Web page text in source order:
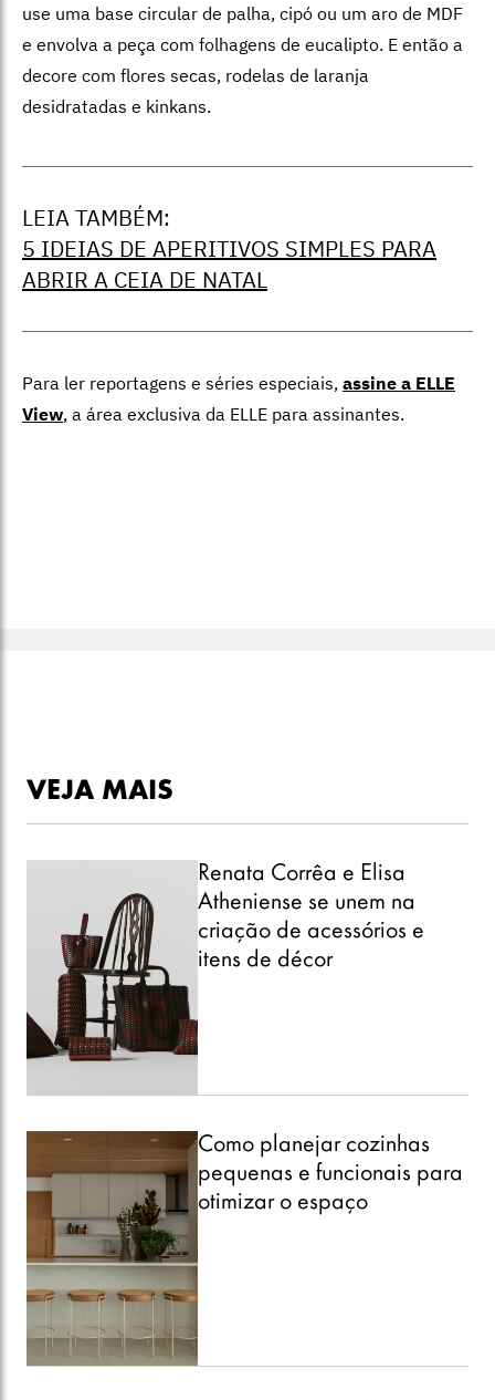
use uma base circular de palha, cipó ou um aro de MDF
e envolva a peça com folhagens de eucalipto. E então a
decore com flores secas, rodelas de laranja
desidratadas e kinkans.
LEIA TAMBÉM:
5 IDEIAS DE APERITIVOS SIMPLES PARA
ABRIR A CEIA DE NATAL
Para ler reportagens e séries especiais, assine a ELLE
View, a área exclusiva da ELLE para assinantes.
VEJA MAIS
Renata Corrêa e Elisa
Atheniense se unem na
criação de acessórios e
itens de décor
Como planejar cozinhas
pequenas e funcionais para
otimizar o espaço